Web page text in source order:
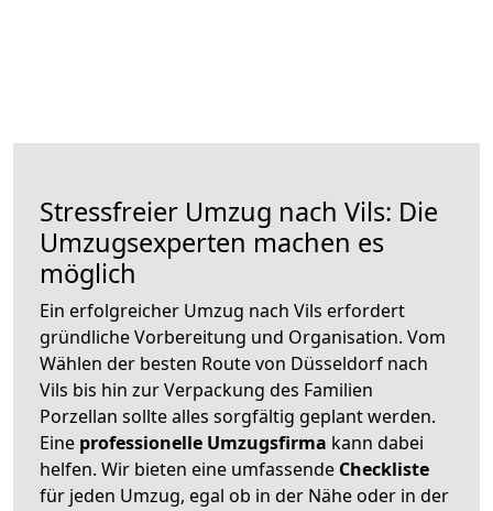
Stressfreier Umzug nach Vils: Die
Umzugsexperten machen es
möglich
Ein erfolgreicher Umzug nach Vils erfordert
gründliche Vorbereitung und Organisation. Vom
Wählen der besten Route von Düsseldorf nach
Vils bis hin zur Verpackung des Familien
Porzellan sollte alles sorgfältig geplant werden.
Eine professionelle Umzugsfirma kann dabei
helfen. Wir bieten eine umfassende Checkliste
für jeden Umzug, egal ob in der Nähe oder in der